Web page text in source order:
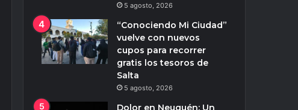
5 agosto, 2026
“Conociendo Mi Ciudad”
vuelve con nuevos
cupos para recorrer
gratis los tesoros de
Salta
5 agosto, 2026
Dolor en Neuquén: Un